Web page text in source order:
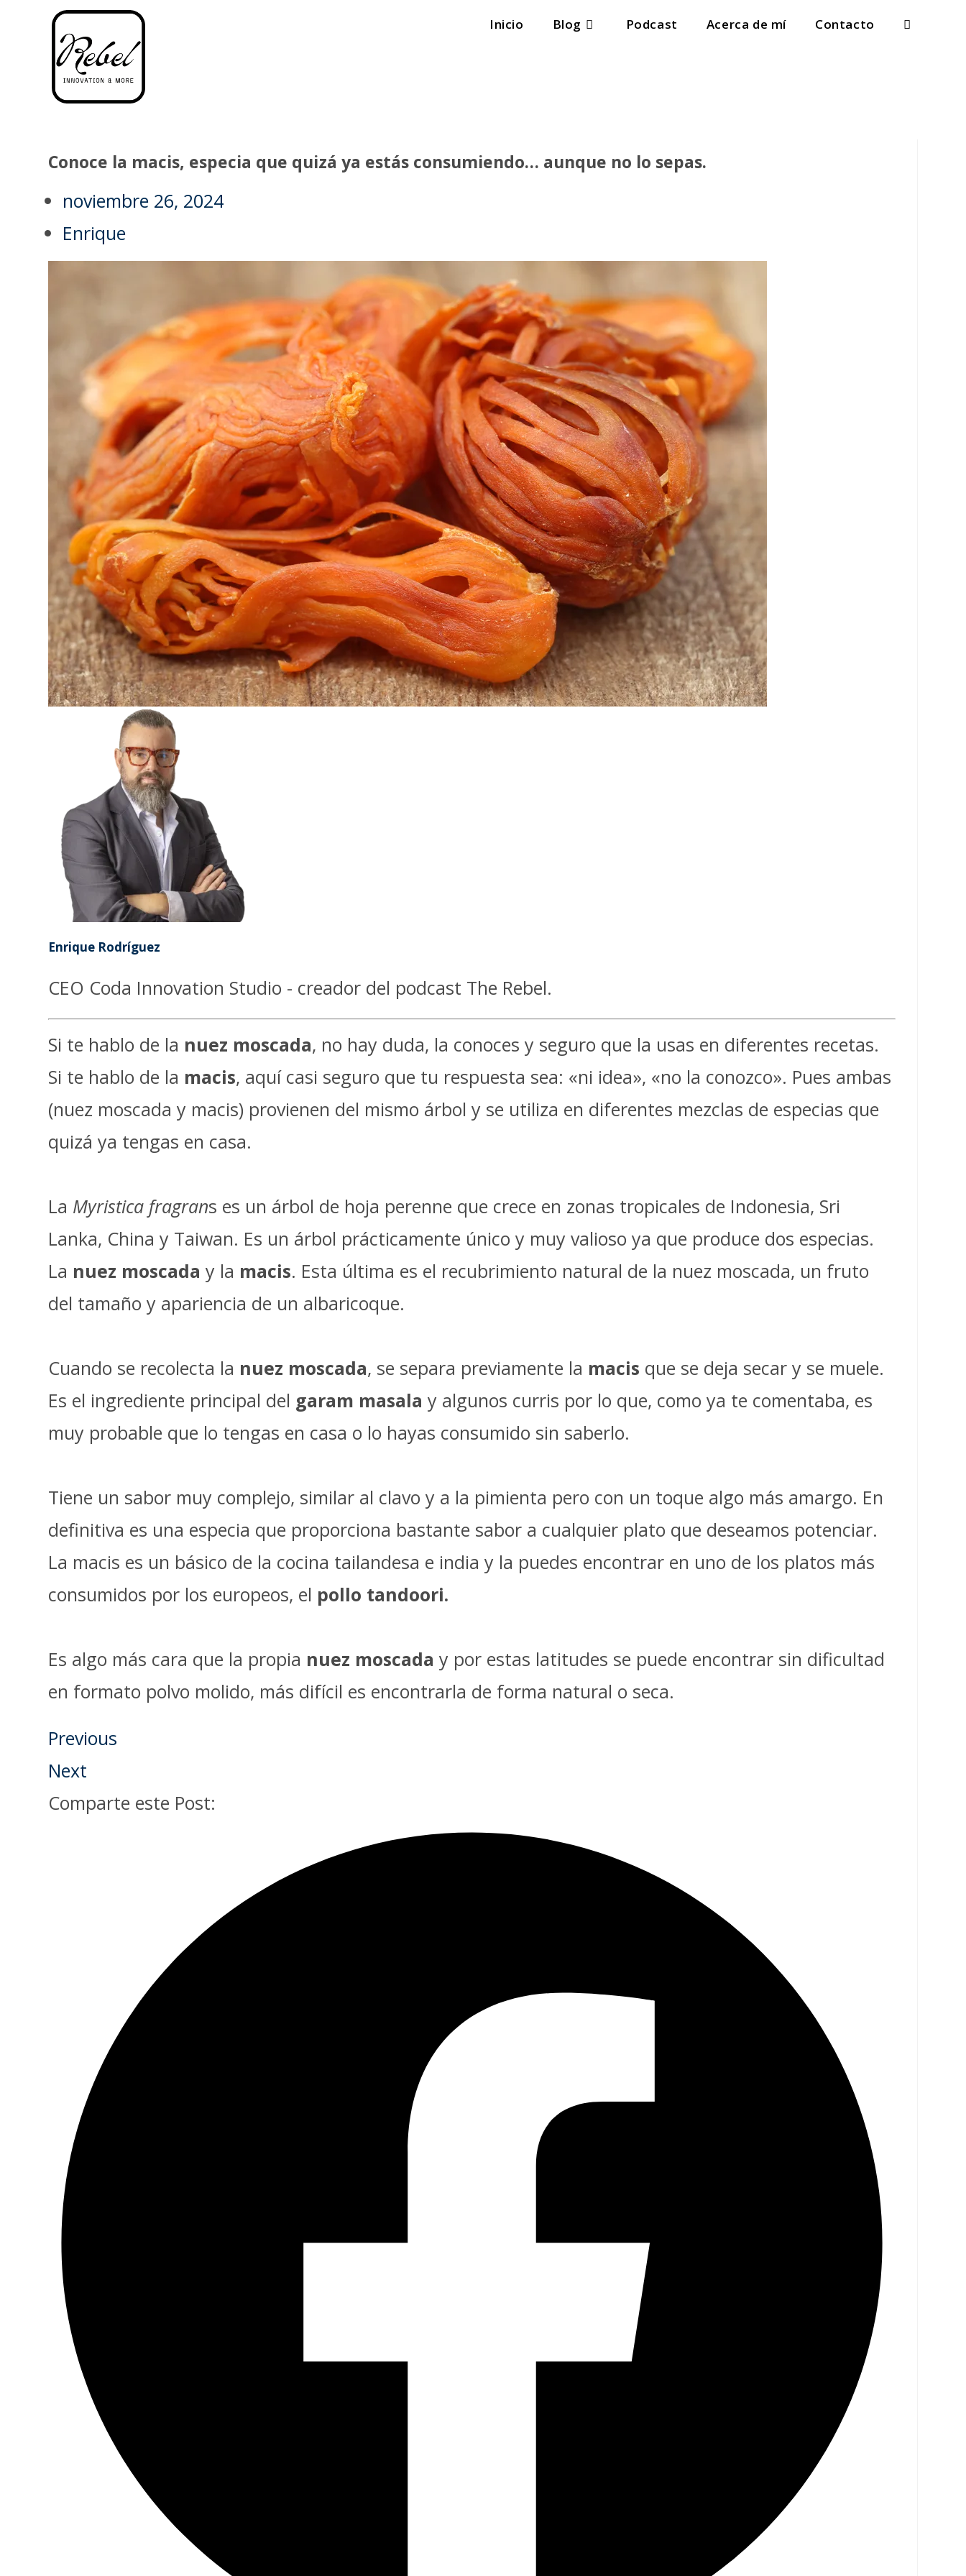
Inicio Blog Podcast Acerca de mí Contacto
Conoce la macis, especia que quizá ya estás consumiendo… aunque no lo sepas.
noviembre 26, 2024
Enrique
Enrique Rodríguez
CEO Coda Innovation Studio - creador del podcast The Rebel.
Si te hablo de la nuez moscada, no hay duda, la conoces y seguro que la usas en diferentes recetas.
Si te hablo de la macis, aquí casi seguro que tu respuesta sea: «ni idea», «no la conozco». Pues ambas
(nuez moscada y macis) provienen del mismo árbol y se utiliza en diferentes mezclas de especias que
quizá ya tengas en casa.
La Myristica fragrans es un árbol de hoja perenne que crece en zonas tropicales de Indonesia, Sri
Lanka, China y Taiwan. Es un árbol prácticamente único y muy valioso ya que produce dos especias.
La nuez moscada y la macis. Esta última es el recubrimiento natural de la nuez moscada, un fruto
del tamaño y apariencia de un albaricoque.
Cuando se recolecta la nuez moscada, se separa previamente la macis que se deja secar y se muele.
Es el ingrediente principal del garam masala y algunos curris por lo que, como ya te comentaba, es
muy probable que lo tengas en casa o lo hayas consumido sin saberlo.
Tiene un sabor muy complejo, similar al clavo y a la pimienta pero con un toque algo más amargo. En
definitiva es una especia que proporciona bastante sabor a cualquier plato que deseamos potenciar.
La macis es un básico de la cocina tailandesa e india y la puedes encontrar en uno de los platos más
consumidos por los europeos, el pollo tandoori.
Es algo más cara que la propia nuez moscada y por estas latitudes se puede encontrar sin dificultad
en formato polvo molido, más difícil es encontrarla de forma natural o seca.
Previous
Next
Comparte este Post: